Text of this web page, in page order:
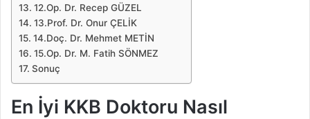
12.Op. Dr. Recep GÜZEL
13.Prof. Dr. Onur ÇELİK
14.Doç. Dr. Mehmet METİN
15.Op. Dr. M. Fatih SÖNMEZ
Sonuç
En İyi KKB Doktoru Nasıl